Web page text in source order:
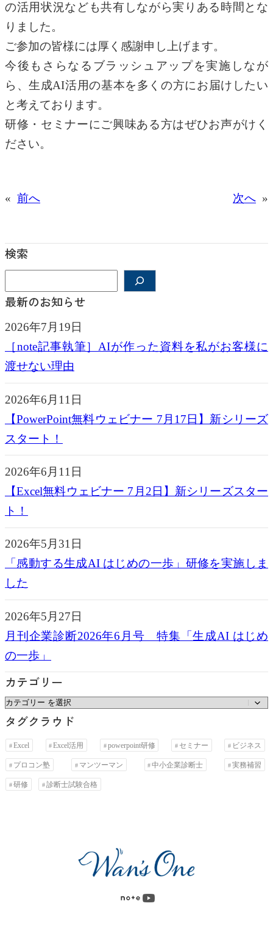
の活用状況なども共有しながら実りある時間とな
りました。
ご参加の皆様には厚く感謝申し上げます。
今後もさらなるブラッシュアップを実施しなが
ら、生成AI活用の基本を多くの方にお届けしたい
と考えております。
研修・セミナーにご興味ある方はぜひお声がけく
ださい。
« 前へ 次へ »
検索
索
最新のお知らせ
2026年7月19日
［note記事執筆］AIが作った資料を私がお客様に
渡せない理由
2026年6月11日
【PowerPoint無料ウェビナー 7月17日】新シリーズ
スタート！
2026年6月11日
【Excel無料ウェビナー 7月2日】新シリーズスター
ト！
2026年5月31日
「感動する生成AI はじめの一歩」研修を実施しま
した
2026年5月27日
月刊企業診断2026年6月号 特集「生成AI はじめ
の一歩」
カテゴリー
カ
テ
ゴ
リ
ー
タグクラウド
Excel Excel活用 powerpoint研修 セミナー ビジネス
プロコン塾 マンツーマン 中小企業診断士 実務補習
研修 診断士試験合格